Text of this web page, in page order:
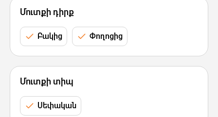
Մուտքի դիրք
Բակից Փողոցից
Մուտքի տիպ
Սեփական